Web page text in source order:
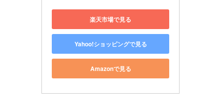
楽天市場で見る
Yahoo!ショッピングで見る
Amazonで見る